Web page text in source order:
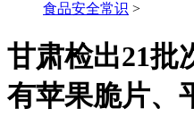
食品安全常识 >
甘肃检出21批
有苹果脆片、